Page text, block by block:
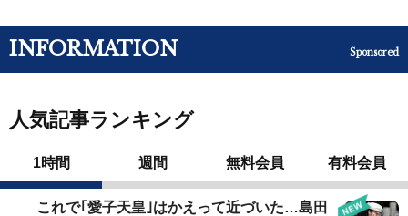
INFORMATION Sponsored
人気記事ランキング
1時間 週間 無料会員 有料会員
これで｢愛子天皇｣はかえって近づいた…島田